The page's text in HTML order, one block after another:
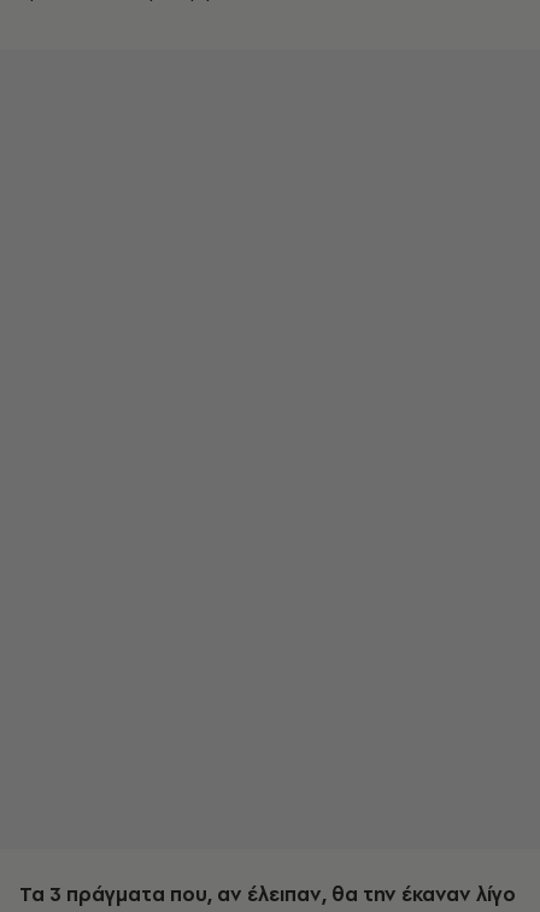
Τα 3 πράγματα που, αν έλειπαν, θα την έκαναν λίγο